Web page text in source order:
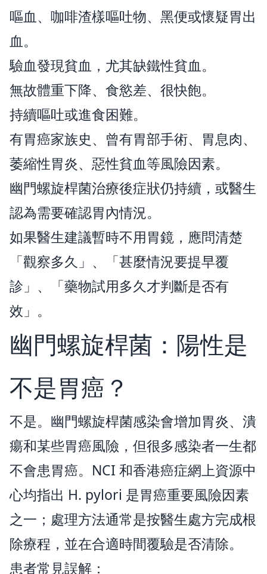
嘔血、咖啡渣樣嘔吐物、黑便或懷疑胃出
血。
驗血發現貧血，尤其缺鐵性貧血。
無故體重下降、食慾差、很快飽。
持續嘔吐或進食困難。
有胃癌家族史、曾有胃部手術、胃息肉、
萎縮性胃炎、惡性貧血等風險因素。
幽門螺旋桿菌治療後症狀仍持續，或醫生
認為需要確認胃內情況。
如果醫生建議暫時不用胃鏡，應問清楚
「觀察多久」、「甚麼情況要提早覆
診」、「藥物試用多久才判斷是否有
效」。
幽門螺旋桿菌：陽性是
不是胃癌？
不是。幽門螺旋桿菌感染會增加胃炎、潰
瘍和某些胃癌風險，但很多感染者一生都
不會患胃癌。NCI 和香港癌症網上資源中
心均指出 H. pylori 是胃癌重要風險因素
之一；處理方法通常是按醫生處方完成根
除療程，並在合適時間覆驗是否清除。
患者常見誤解：